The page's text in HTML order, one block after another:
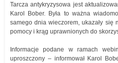
Tarcza antykryzysowa jest
Karol Bober. Była to ważna
samego dnia wieczorem, ukazały się
pomocy i krąg uprawnionych do
Informacje podane w ramach
uproszczony – informował Karol